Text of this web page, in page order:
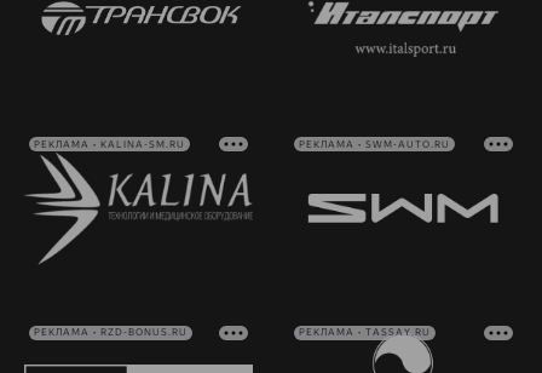
РЕКЛАМА • KALINA-SM.RU РЕКЛАМА • SWM-AUTO.RU
РЕКЛАМА • RZD-BONUS.RU РЕКЛАМА • TASSAY.RU